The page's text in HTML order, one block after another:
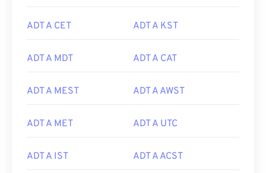
ADT A CET ADT A KST
ADT A MDT ADT A CAT
ADT A MEST ADT A AWST
ADT A MET ADT A UTC
ADT A IST ADT A ACST